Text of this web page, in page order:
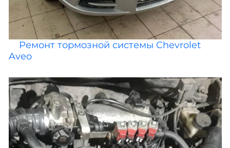
Ремонт тормозной системы Chevrolet
Aveo